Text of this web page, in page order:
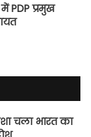
PDP प्रमुख
चला भारत का